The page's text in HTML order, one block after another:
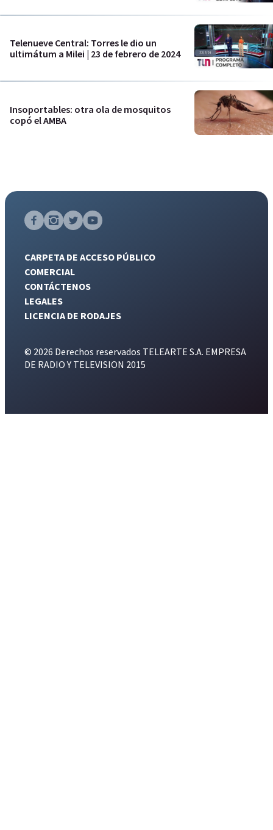
Telenueve Central: Torres le dio un
ultimátum a Milei | 23 de febrero de 2024
Insoportables: otra ola de mosquitos
copó el AMBA
CARPETA DE ACCESO PÚBLICO
COMERCIAL
CONTÁCTENOS
LEGALES
LICENCIA DE RODAJES
© 2026 Derechos reservados TELEARTE S.A. EMPRESA
DE RADIO Y TELEVISION 2015